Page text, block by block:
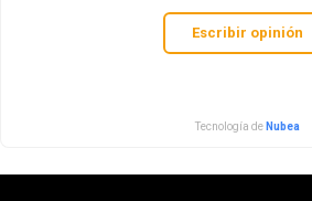
Escribir opinión
Tecnología de Nubea